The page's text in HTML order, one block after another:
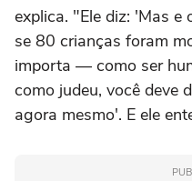
explica. "Ele diz: 'Mas e
se 80 crianças foram
importa — como ser
como judeu, você deve
agora mesmo'. E ele